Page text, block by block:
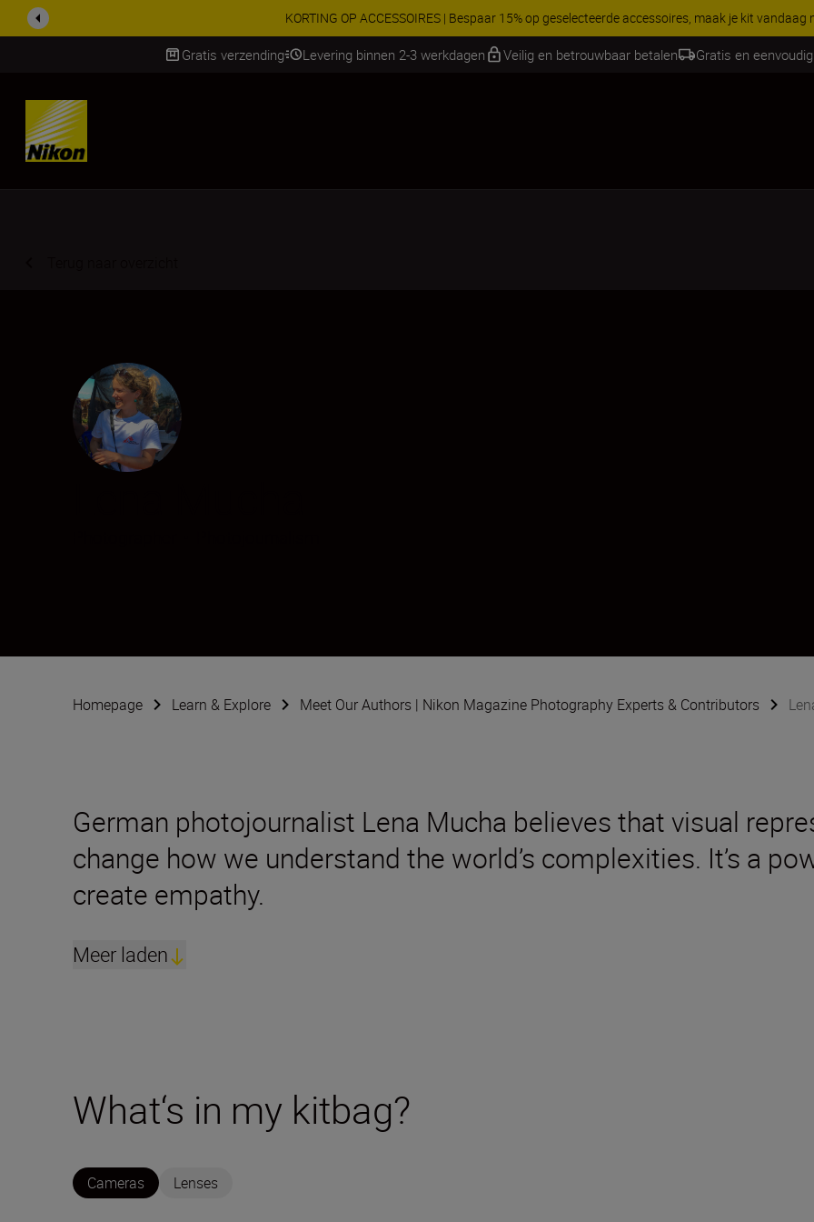
KORTING OP ACCESSOIRES | Bespaar 15% op geselecteerde accessoires, maak je kit vandaag
Gratis verzending Levering binnen 2-3 werkdagen Veilig en betrouwbaar betalen Gratis en
SKIP
Homepage Learn & Explore Meet Our Authors | Nikon Magazine Photography Experts & Contributors
German photojournalist Lena Mucha believes that visual
change how we understand the world’s complexities. It’s a
create empathy.
Meer laden
What‘s in my kitbag?
Cameras Lenses